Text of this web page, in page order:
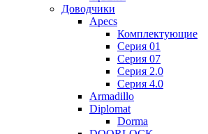
Доводчики
Apecs
Комплектующие
Серия 01
Серия 07
Серия 2.0
Серия 4.0
Armadillo
Diplomat
Dorma